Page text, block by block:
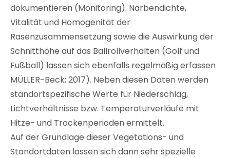
dokumentieren (Monitoring). Narbendichte,
Vitalität und Homogenität der
Rasenzusammensetzung sowie die Auswirkung der
Schnitthöhe auf das Ballrollverhalten (Golf und
Fußball) lassen sich ebenfalls regelmäßig erfassen
MÜLLER-Beck; 2017). Neben diesen Daten werden
standortspezifische Werte für Niederschlag,
Lichtverhältnisse bzw. Temperaturverläufe mit
Hitze- und Trockenperioden ermittelt.
Auf der Grundlage dieser Vegetations- und
Standortdaten lassen sich dann sehr spezielle